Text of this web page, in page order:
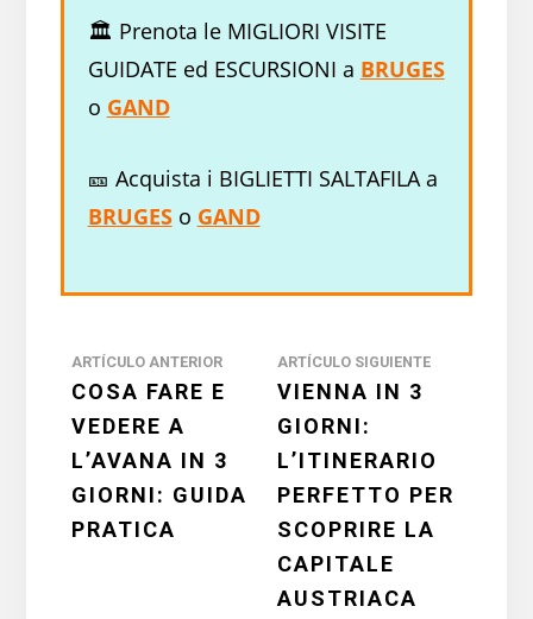
🏛️ Prenota le MIGLIORI VISITE
GUIDATE ed ESCURSIONI a BRUGES
o GAND
🎫 Acquista i BIGLIETTI SALTAFILA a
BRUGESo GAND
Interazioni
del
lettore
ARTÍCULO ANTERIOR
COSA FARE E
VEDERE A
L’AVANA IN 3
GIORNI: GUIDA
PRATICA
ARTÍCULO SIGUIENTE
VIENNA IN 3
GIORNI:
L’ITINERARIO
PERFETTO PER
SCOPRIRE LA
CAPITALE
AUSTRIACA